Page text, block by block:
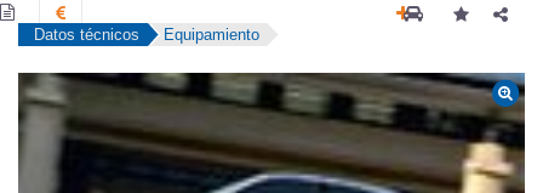
Datos técnicos Equipamiento